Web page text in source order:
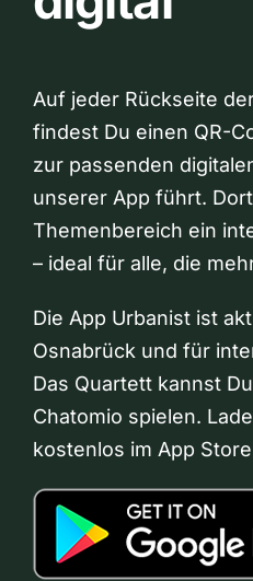
Auf jeder Rückseite
findest Du einen QR-
zur passenden
unserer App führt.
Themenbereich ein
– ideal für alle, die
Die App Urbanist ist
Osnabrück und für
Das Quartett kannst
Chatomio spielen.
kostenlos im App